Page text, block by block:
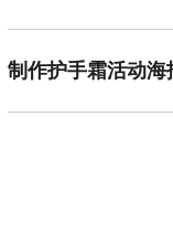
制作护手霜活动海